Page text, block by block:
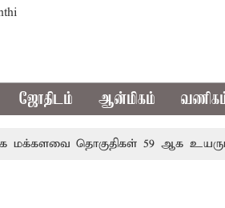
ஜோதிடம் ஆன்மிகம்
தொகுதிகள் 59 ஆக உயரும்: